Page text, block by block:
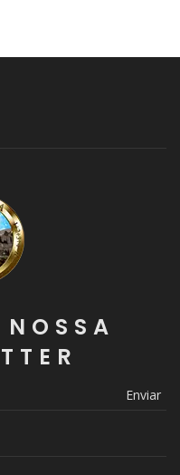
Enviar